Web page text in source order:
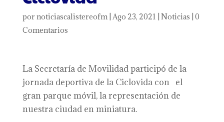
por noticiascalistereofm| Ago 23, 2021 Noticias 0
Comentarios
La Secretaría de Movilidad participó de la
jornada deportiva de la Ciclovida con el
gran parque móvil, la representación de
nuestra ciudad en miniatura.